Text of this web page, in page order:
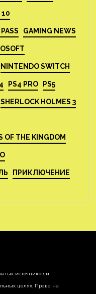
10
GAMING NEWS
NINTENDO SWITCH
PS4 PRO PS5
SHERLOCK HOLMES 3
OF THE KINGDOM
ПРИКЛЮЧЕНИЕ
источников и
целях. Права на